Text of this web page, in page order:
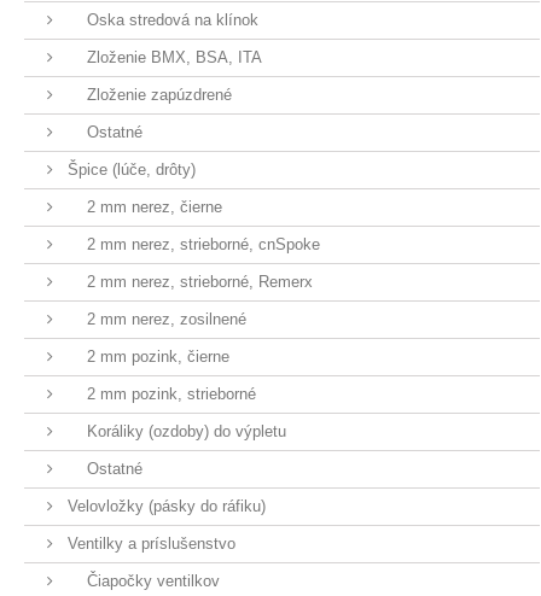
Oska stredová na klínok
Zloženie BMX, BSA, ITA
Zloženie zapúzdrené
Ostatné
Špice (lúče, drôty)
2 mm nerez, čierne
2 mm nerez, strieborné, cnSpoke
2 mm nerez, strieborné, Remerx
2 mm nerez, zosilnené
2 mm pozink, čierne
2 mm pozink, strieborné
Koráliky (ozdoby) do výpletu
Ostatné
Velovložky (pásky do ráfiku)
Ventilky a príslušenstvo
Čiapočky ventilkov